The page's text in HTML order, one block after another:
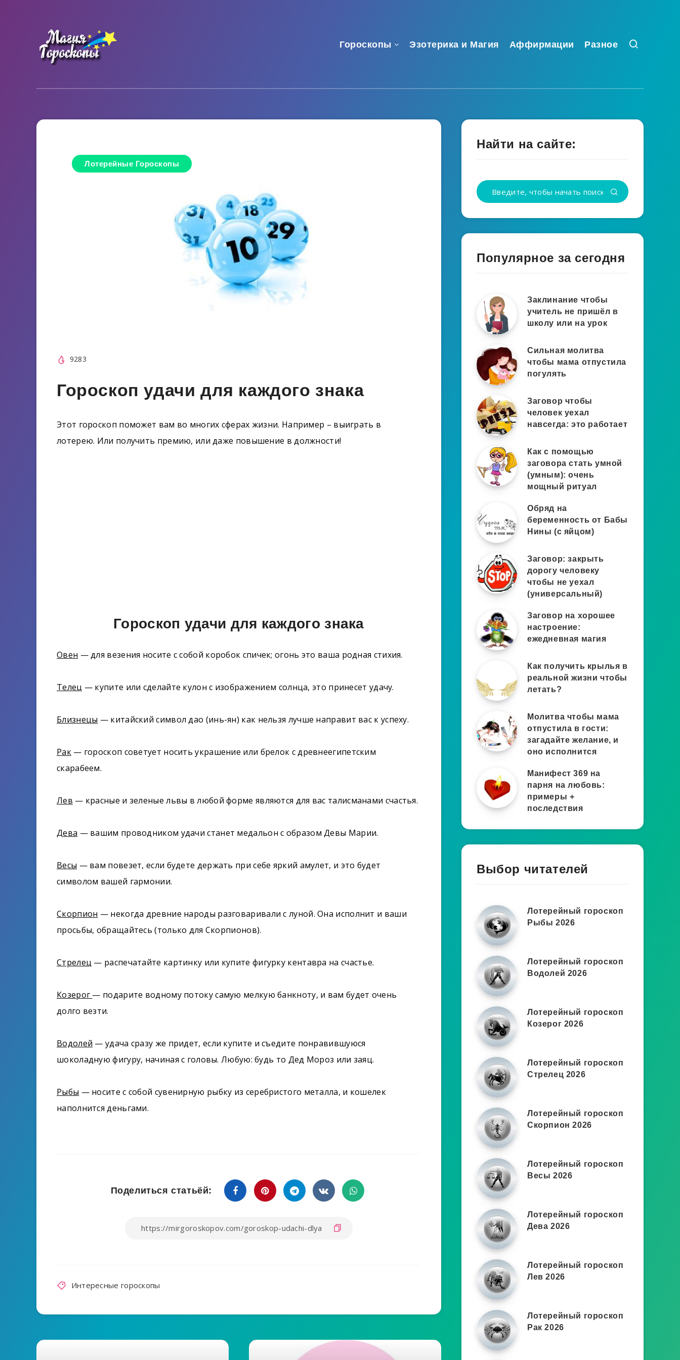
Гороскопы Эзотерика и Магия Аффирмации Разное
Лотерейные Гороскопы
9283
Гороскоп удачи для каждого знака
Этот гороскоп поможет вам во многих сферах жизни. Например – выиграть в
лотерею. Или получить премию, или даже повышение в должности!
Гороскоп удачи для каждого знака
Овен — для везения носите с собой коробок спичек; огонь это ваша родная стихия.
Телец — купите или сделайте кулон с изображением солнца, это принесет удачу.
Близнецы — китайский символ дао (инь-ян) как нельзя лучше направит вас к успеху.
Рак— гороскоп советует носить украшение или брелок с древнеегипетским
скарабеем.
Лев — красные и зеленые львы в любой форме являются для вас талисманами счастья.
Дева — вашим проводником удачи станет медальон с образом Девы Марии.
Весы — вам повезет, если будете держать при себе яркий амулет, и это будет
символом вашей гармонии.
Скорпион — некогда древние народы разговаривали с луной. Она исполнит и ваши
просьбы, обращайтесь (только для Скорпионов).
Стрелец — распечатайте картинку или купите фигурку кентавра на счастье.
Козерог — подарите водному потоку самую мелкую банкноту, и вам будет очень
долго везти.
Водолей — удача сразу же придет, если купите и съедите понравившуюся
шоколадную фигуру, начиная с головы. Любую: будь то Дед Мороз или заяц.
Рыбы — носите с собой сувенирную рыбку из серебристого металла, и кошелек
наполнится деньгами.
Поделиться статьёй:
Интересные гороскопы
Найти на сайте:
Популярное за сегодня
Заклинание чтобы
учитель не пришёл в
школу или на урок
Сильная молитва
чтобы мама отпустила
погулять
Заговор чтобы
человек уехал
навсегда: это работает
Как с помощью
заговора стать умной
(умным): очень
мощный ритуал
Обряд на
беременность от Бабы
Нины (с яйцом)
Заговор: закрыть
дорогу человеку
чтобы не уехал
(универсальный)
Заговор на хорошее
настроение:
ежедневная магия
Как получить крылья в
реальной жизни чтобы
летать?
Молитва чтобы мама
отпустила в гости:
загадайте желание, и
оно исполнится
Манифест 369 на
парня на любовь:
примеры +
последствия
Выбор читателей
Лотерейный гороскоп
Рыбы 2026
Лотерейный гороскоп
Водолей 2026
Лотерейный гороскоп
Козерог 2026
Лотерейный гороскоп
Стрелец 2026
Лотерейный гороскоп
Скорпион 2026
Лотерейный гороскоп
Весы 2026
Лотерейный гороскоп
Дева 2026
Лотерейный гороскоп
Лев 2026
Лотерейный гороскоп
Рак 2026